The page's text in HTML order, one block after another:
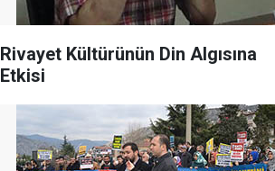
Rivayet Kültürünün Din Algısına
Etkisi